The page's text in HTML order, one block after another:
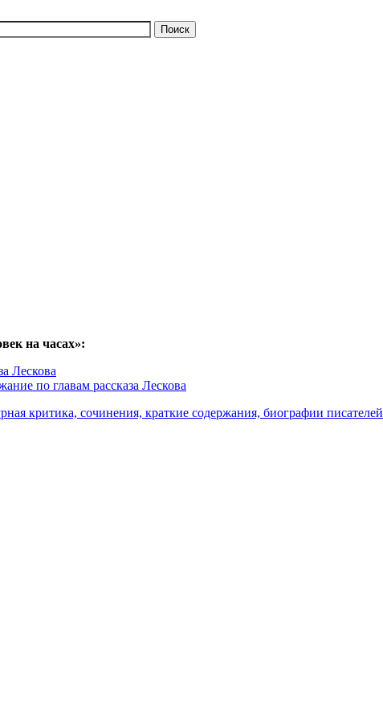
на часах»:
Лескова
по главам рассказа Лескова
критика, сочинения, краткие содержания, биографии писателей